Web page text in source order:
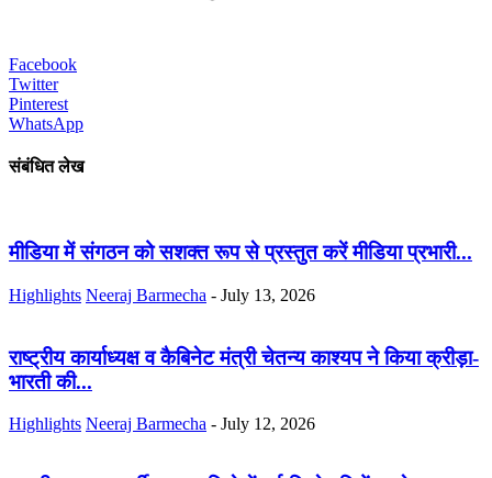
Facebook
Twitter
Pinterest
WhatsApp
संबंधित लेख
मीडिया में संगठन को सशक्त रूप से प्रस्तुत करें मीडिया प्रभारी...
Highlights Neeraj Barmecha - July 13, 2026
राष्ट्रीय कार्याध्यक्ष व कैबिनेट मंत्री चेतन्य काश्यप ने किया क्रीड़ा-
भारती की...
Highlights Neeraj Barmecha - July 12, 2026